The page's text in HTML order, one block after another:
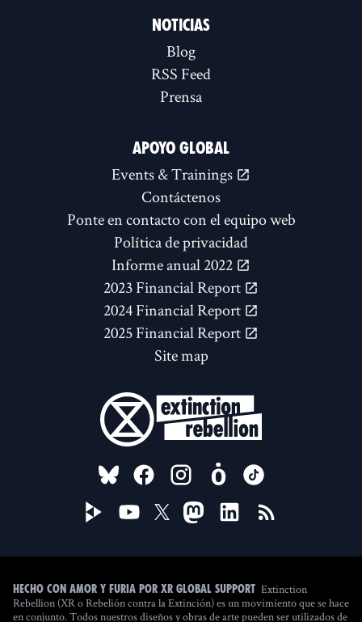
NOTICIAS
Blog
RSS Feed
Prensa
APOYO GLOBAL
Events & Trainings
Contáctenos
Ponte en contacto con el equipo web
Política de privacidad
Informe anual 2022
2023 Financial Report
2024 Financial Report
2025 Financial Report
Site map
FOLLOW US ON
Hecho con amor y furia por XR Global Support Extinction
Rebellion (XR o Rebelión contra la Extinción) es un movimiento que se hace
en conjunto. Todos nuestros diseños y obras de arte pueden ser utilizados de